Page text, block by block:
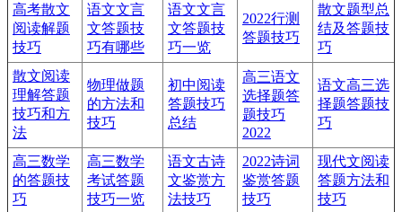
高考散文
阅读解题
技巧
语文文言
文答题技
巧有哪些
语文文言
文答题技
巧一览
2022行测
答题技巧
散文题型总
结及答题技
巧
散文阅读
理解答题
技巧和方
法
物理做题
的方法和
技巧
初中阅读
答题技巧
总结
高三语文
选择题答
题技巧
2022
语文高三选
择题答题技
巧
高三数学
的答题技
巧
高三数学
考试答题
技巧一览
语文古诗
文鉴赏方
法技巧
2022诗词
鉴赏答题
技巧
现代文阅读
答题方法和
技巧